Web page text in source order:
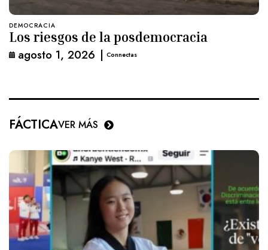
DEMOCRACIA
Los riesgos de la posdemocracia
agosto 1, 2026 | Connectas
FÁCTICAVER MÁS